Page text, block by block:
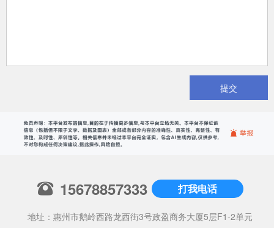
提交
15678857333 打我电话
地址：惠州市鹅岭西路龙西街3号政盈商务大厦5层F1-2单元